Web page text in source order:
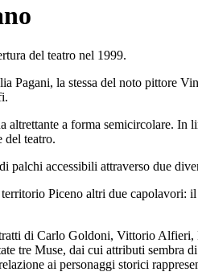
del teatro nel 1999.
Pagani, la stessa del noto pittore
altrettante a forma semicircolare. In
del teatro.
palchi accessibili attraverso due
Piceno altri due capolavori:
di Carlo Goldoni, Vittorio
tre Muse, dai cui attributi
ai personaggi storici